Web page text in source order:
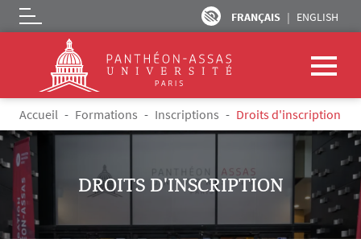
Aller au contenu principal
FRANÇAIS ENGLISH
Logo
Fil d'Ariane
Accueil Formations Inscriptions Droits d'inscription
DROITS D'INSCRIPTION